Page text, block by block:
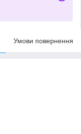
Умови повернення